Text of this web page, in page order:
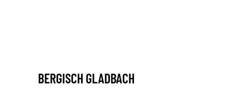
BERGISCH GLADBACH